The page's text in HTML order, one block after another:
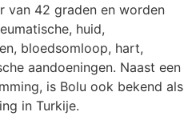
van 42 graden en worden
huid,
bloedsomloop, hart,
aandoeningen. Naast een
is Bolu ook bekend als
in Turkije.